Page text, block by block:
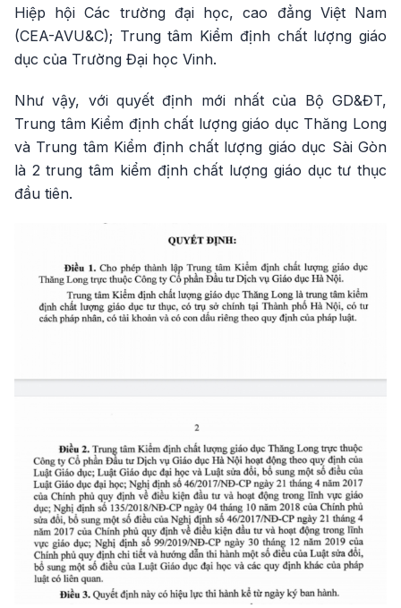
Hiệp hội Các trường đại học, cao đẳng Việt Nam
(CEA-AVU&C); Trung tâm Kiểm định chất lượng giáo
dục của Trường Đại học Vinh.
Như vậy, với quyết định mới nhất của Bộ GD&ĐT,
Trung tâm Kiểm định chất lượng giáo dục Thăng Long
và Trung tâm Kiểm định chất lượng giáo dục Sài Gòn
là 2 trung tâm kiểm định chất lượng giáo dục tư thục
đầu tiên.